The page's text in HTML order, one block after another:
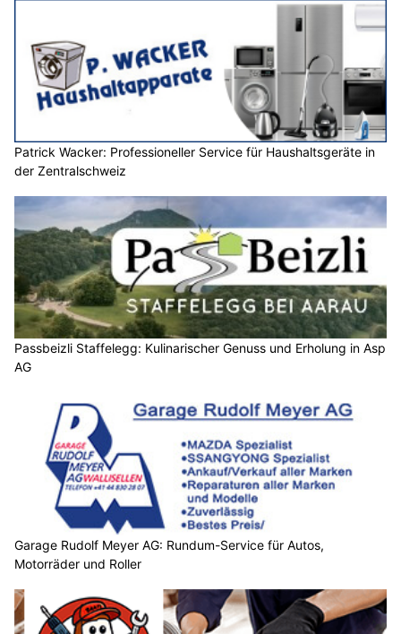
Patrick Wacker: Professioneller Service für Haushaltsgeräte in
der Zentralschweiz
Passbeizli Staffelegg: Kulinarischer Genuss und Erholung in Asp
AG
Garage Rudolf Meyer AG: Rundum-Service für Autos,
Motorräder und Roller